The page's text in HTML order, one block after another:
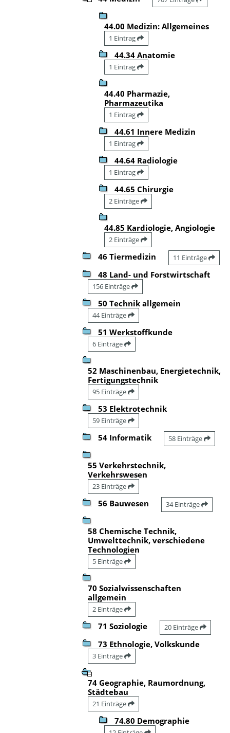
44.00 Medizin: Allgemeines
1 Eintrag
44.34 Anatomie
1 Eintrag
44.40 Pharmazie,
Pharmazeutika
1 Eintrag
44.61 Innere Medizin
1 Eintrag
44.64 Radiologie
1 Eintrag
44.65 Chirurgie
2 Einträge
44.85 Kardiologie, Angiologie
2 Einträge
46 Tiermedizin 11 Einträge
48 Land- und Forstwirtschaft
156 Einträge
50 Technik allgemein
44 Einträge
51 Werkstoffkunde
6 Einträge
52 Maschinenbau, Energietechnik,
Fertigungstechnik
95 Einträge
53 Elektrotechnik
59 Einträge
54 Informatik 58 Einträge
55 Verkehrstechnik,
Verkehrswesen
23 Einträge
56 Bauwesen 34 Einträge
58 Chemische Technik,
Umwelttechnik, verschiedene
Technologien
5 Einträge
70 Sozialwissenschaften
allgemein
2 Einträge
71 Soziologie 20 Einträge
73 Ethnologie, Volkskunde
3 Einträge
74 Geographie, Raumordnung,
Städtebau
21 Einträge
74.80 Demographie